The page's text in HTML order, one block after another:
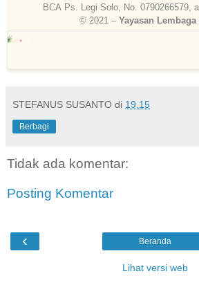
BCA Ps. Legi Solo, No. 0790266579,
© 2021 – Yayasan Lembaga
STEFANUS SUSANTO di 19.15
Berbagi
Tidak ada komentar:
Posting Komentar
‹ Beranda
Lihat versi web